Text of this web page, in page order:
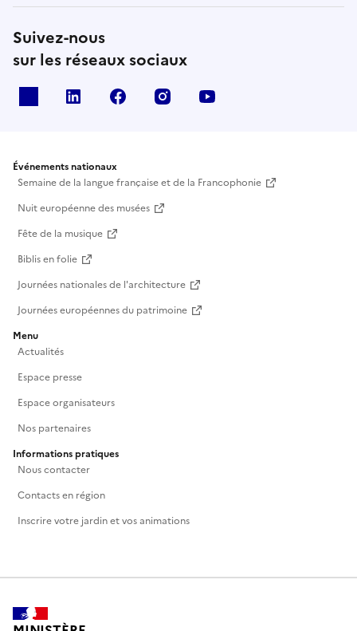
Suivez-nous
sur les réseaux sociaux
Linkedin Facebook Instagram
Événements nationaux
Semaine de la langue française et de la Francophonie
Nuit européenne des musées
Fête de la musique
Biblis en folie
Journées nationales de l'architecture
Journées européennes du patrimoine
Menu
Actualités
Espace presse
Espace organisateurs
Nos partenaires
Informations pratiques
Nous contacter
Contacts en région
Inscrire votre jardin et vos animations